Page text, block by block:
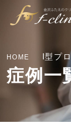
HOME I型プ
症例一
埋没法二
小鼻縮小
糸リフト
ボツリヌ